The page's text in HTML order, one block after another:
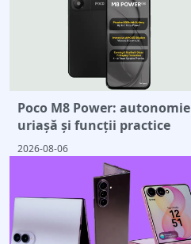
Poco M8 Power: autonomie
uriașă și funcții practice
2026-08-06